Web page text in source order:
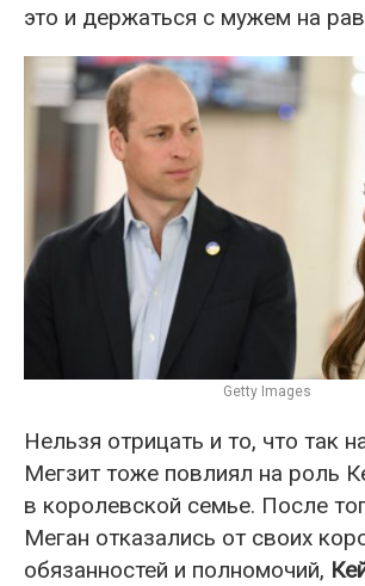
это и держаться с мужем на
Getty Images
Нельзя отрицать и то, что так
Мегзит тоже повлиял на роль
в королевской семье. После
Меган отказались от своих
обязанностей и полномочий,